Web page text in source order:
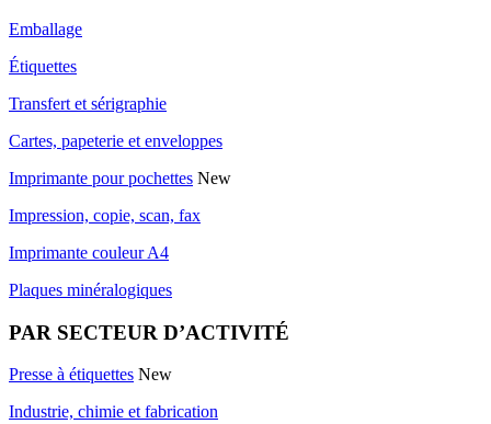
Emballage
Étiquettes
Transfert et sérigraphie
Cartes, papeterie et enveloppes
Imprimante pour pochettes New
Impression, copie, scan, fax
Imprimante couleur A4
Plaques minéralogiques
PAR SECTEUR D’ACTIVITÉ
Presse à étiquettes New
Industrie, chimie et fabrication